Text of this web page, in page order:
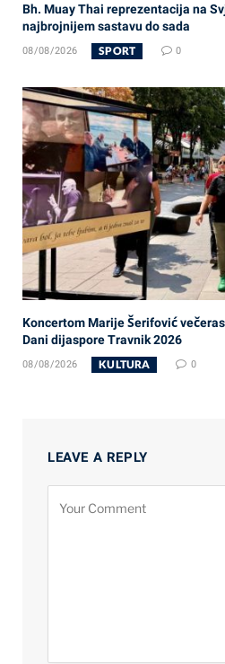
Bh. Muay Thai reprezentacija na
najbrojnijem sastavu do sada
08/08/2026 SPORT 0
Koncertom Marije Šerifović
Dani dijaspore Travnik 2026
08/08/2026 KULTURA 0
LEAVE A REPLY